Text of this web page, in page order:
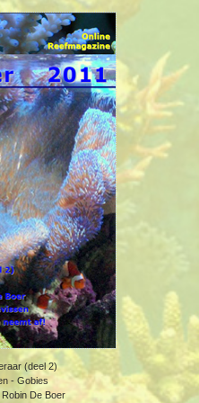
(deel 2)
- Gobies
De Boer